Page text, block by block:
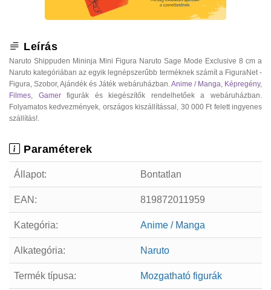
Leírás
Naruto Shippuden Mininja Mini Figura Naruto Sage Mode Exclusive 8 cm a
Naruto kategóriában az egyik legnépszerűbb terméknek számít a FiguraNet -
Figura, Szobor, Ajándék és Játék webáruházban. Anime / Manga Képregény,
Filmes
Gamerfigurák és kiegészítők rendelhetőek a webáruházban.
Folyamatos kedvezmények, országos kiszállítással, 30 000 Ft felett ingyenes
szállítás!.
Paraméterek
Állapot: Bontatlan
EAN: 819872011959
Kategória: Anime / Manga
Alkategória: Naruto
Termék típusa: Mozgatható figurák